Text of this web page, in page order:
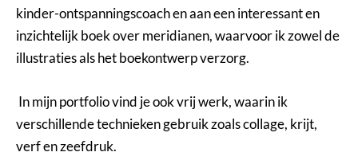
kinder-ontspanningscoach en aan een interessant en
inzichtelijk boek over meridianen, waarvoor ik zowel de
illustraties als het boekontwerp verzorg.
In mijn portfolio vind je ook vrij werk, waarin ik
verschillende technieken gebruik zoals collage, krijt,
verf en zeefdruk.